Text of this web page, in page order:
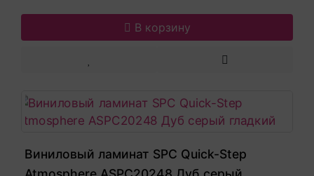
В корзину
Виниловый ламинат SPC Quick-Step